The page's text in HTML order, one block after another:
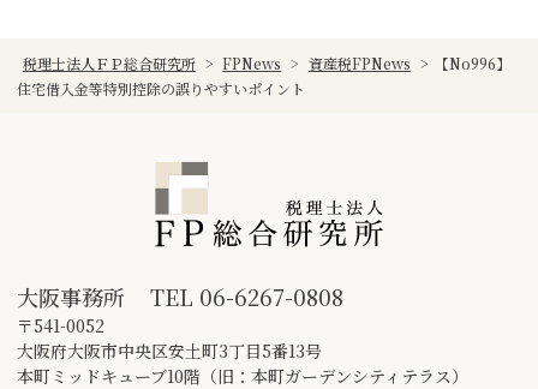
税理士法人ＦＰ総合研究所 > FPNews > 資産税FPNews >
【No996】
住宅借入金等特別控除の誤りやすいポイント
大阪事務所 TEL 06-6267-0808
〒541-0052
大阪府大阪市中央区安土町3丁目5番13号
本町ミッドキューブ10階（旧：本町ガーデンシティテラス）